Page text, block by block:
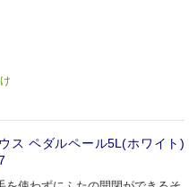
ス ペダルペール5L(ホワイト)